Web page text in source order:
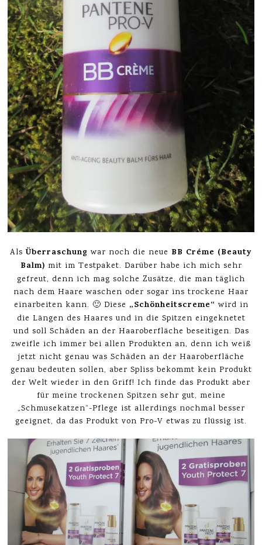
Als Überraschung war noch die neue BB Créme (Beauty
Balm) mit im Testpaket. Darüber habe ich mich sehr
gefreut, denn ich mag solche Zusätze, die man täglich
nach dem Haare waschen oder sogar ins trockene Haar
einarbeiten kann. 🙂 Diese „Schönheitscreme“ wird in
die Längen des Haares und in die Spitzen eingeknetet
und soll Schäden an der Haaroberfläche beseitigen. Das
zweifle ich immer bei allen Produkten an, denn ich weiß
jetzt nicht genau was Schäden an der Haaroberfläche
genau bedeuten sollen, aber Spliss bekommt kein Produkt
der Welt wieder in den Griff! Ich finde das Produkt aber
für meine trockenen Spitzen sehr gut, meine
„Schmusekatzen“-Pflege ist allerdings nochmal besser
geeignet, da das Produkt von Pro-V etwas zu flüssig ist.